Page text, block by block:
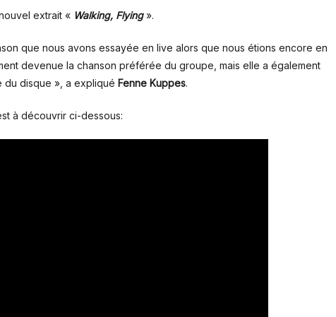
extrait « Walking, Flying».
que nous avons essayée en live alors que nous étions encore en
devenue la chanson préférée du groupe, mais elle a également
disque », a expliqué Fenne Kuppes.
à découvrir ci-dessous: